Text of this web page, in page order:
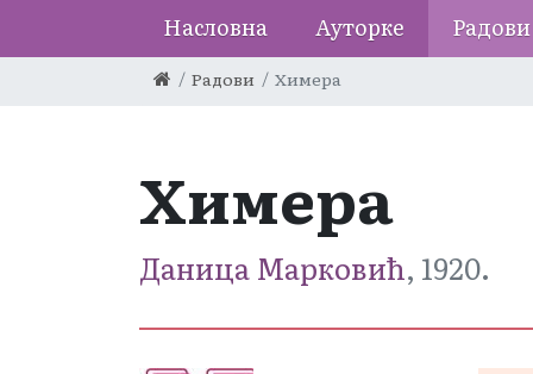
Насловна Ауторке Радови
Радови Химера
Химера
Даница Марковић, 1920.